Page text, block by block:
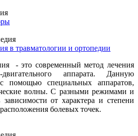
в травматологии и ортопедии
- это современный метод лечения
двигательного аппарата. Данную
помощью специальных аппаратов,
волны. С разными режимами и
от характера и степени
болевых точек.